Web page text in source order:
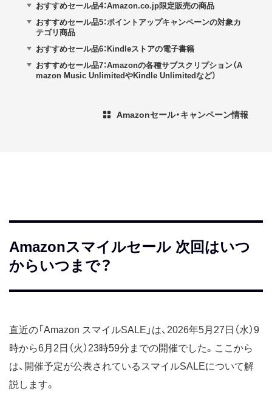
おすすめセール品4：Amazon.co.jp限定販売の商品
おすすめセール品5：ポイントアップキャンペーンの対象カ
テゴリ商品
おすすめセール品6：Kindleストアの電子書籍
おすすめセール品7：Amazonの各種サブスクリプション（A
mazon Music UnlimitedやKindle Unlimitedなど）
Amazonセール・キャンペーン情報
Amazonスマイルセール 次回はいつ
からいつまで？
直近の「Amazon スマイルSALE」は、2026年5月27日（水）9
時から6月2日（火）23時59分までの開催でした。ここから
は、開催予定が公表されているスマイルSALEについて解
説します。